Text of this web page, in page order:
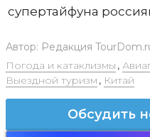
супертайфуна
Автор: Редакция
Погода и катаклизмы ,
Выездной туризм , Китай
Обсудить